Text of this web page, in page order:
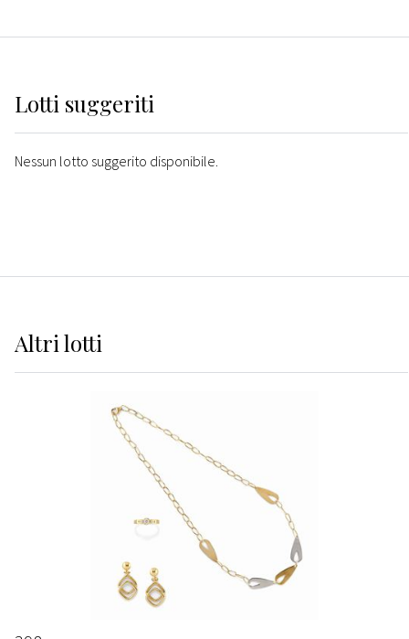
Lotti suggeriti
Nessun lotto suggerito disponibile.
Altrilotti